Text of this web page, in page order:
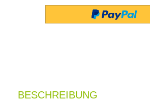
BESCHREIBUNG